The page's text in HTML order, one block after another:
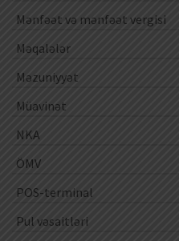
Mənfəət və mənfəət vergisi
Məqalələr
Məzuniyyət
Müavinət
NKA
ÖMV
POS-terminal
Pul vəsaitləri